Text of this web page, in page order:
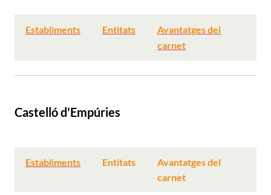
Establiments Entitats
Avantatges del
carnet
Castelló d'Empúries
Establiments Entitats
Avantatges del
carnet